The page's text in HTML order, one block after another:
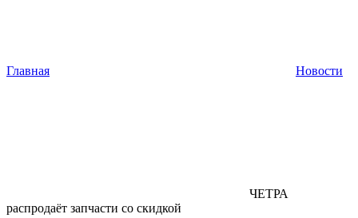
Главная Новости
ЧЕТРА
распродаёт запчасти со скидкой